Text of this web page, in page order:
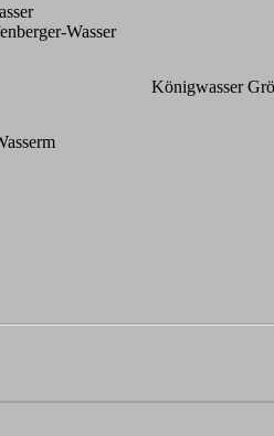
Wasser
Königwasser